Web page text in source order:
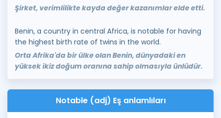
Şirket, verimlilikte kayda değer kazanımlar elde etti.
Benin, a country in central Africa, is notable for having
the highest birth rate of twins in the world.
Orta Afrika'da bir ülke olan Benin, dünyadaki en
yüksek ikiz doğum oranına sahip olmasıyla ünlüdür.
Notable (adj) Eş anlamlıları